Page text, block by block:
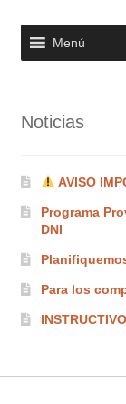
Menú
Noticias
AVISO
Programa
DNI
Para los